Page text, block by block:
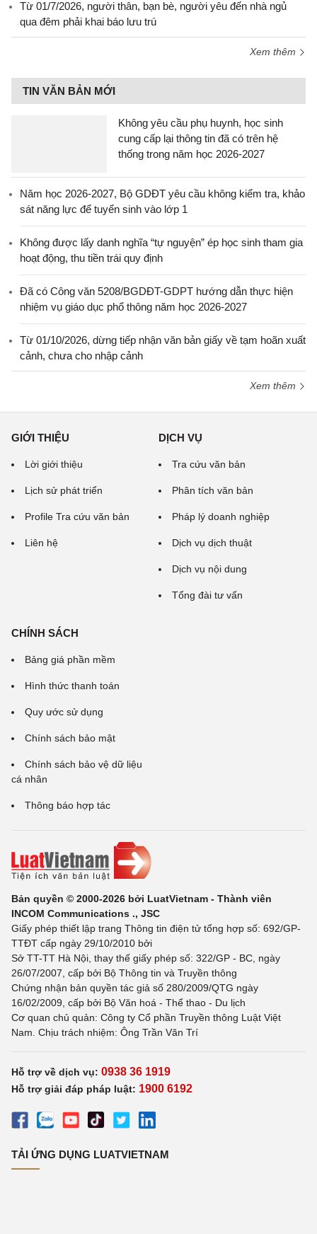
Từ 01/7/2026, người thân, bạn bè, người yêu đến nhà ngủ
qua đêm phải khai báo lưu trú
Xem thêm
TIN VĂN BẢN MỚI
Không yêu cầu phụ huynh, học sinh
cung cấp lại thông tin đã có trên hệ
thống trong năm học 2026-2027
Năm học 2026-2027, Bộ GDĐT yêu cầu không kiểm tra, khảo
sát năng lực để tuyển sinh vào lớp 1
Không được lấy danh nghĩa “tự nguyện” ép học sinh tham gia
hoạt động, thu tiền trái quy định
Đã có Công văn 5208/BGDĐT-GDPT hướng dẫn thực hiện
nhiệm vụ giáo dục phổ thông năm học 2026-2027
Từ 01/10/2026, dừng tiếp nhận văn bản giấy về tạm hoãn xuất
cảnh, chưa cho nhập cảnh
Xem thêm
GIỚI THIỆU
Lời giới thiệu
Lịch sử phát triển
Profile Tra cứu văn bản
Liên hệ
DỊCH VỤ
Tra cứu văn bản
Phân tích văn bản
Pháp lý doanh nghiệp
Dịch vụ dịch thuật
Dịch vụ nội dung
Tổng đài tư vấn
CHÍNH SÁCH
Bảng giá phần mềm
Hình thức thanh toán
Quy ước sử dụng
Chính sách bảo mật
Chính sách bảo vệ dữ liệu
cá nhân
Thông báo hợp tác
Bản quyền © 2000-2026 bởi LuatVietnam - Thành viên
INCOM Communications ., JSC
Giấy phép thiết lập trang Thông tin điện tử tổng hợp số: 692/GP-
TTĐT cấp ngày 29/10/2010 bởi
Sở TT-TT Hà Nội, thay thế giấy phép số: 322/GP - BC, ngày
26/07/2007, cấp bởi Bộ Thông tin và Truyền thông
Chứng nhận bản quyền tác giả số 280/2009/QTG ngày
16/02/2009, cấp bởi Bộ Văn hoá - Thể thao - Du lịch
Cơ quan chủ quản: Công ty Cổ phần Truyền thông Luật Việt
Nam. Chịu trách nhiệm: Ông Trần Văn Trí
Hỗ trợ về dịch vụ: 0938 36 1919
Hỗ trợ giải đáp pháp luật: 1900 6192
TẢI ỨNG DỤNG LUATVIETNAM